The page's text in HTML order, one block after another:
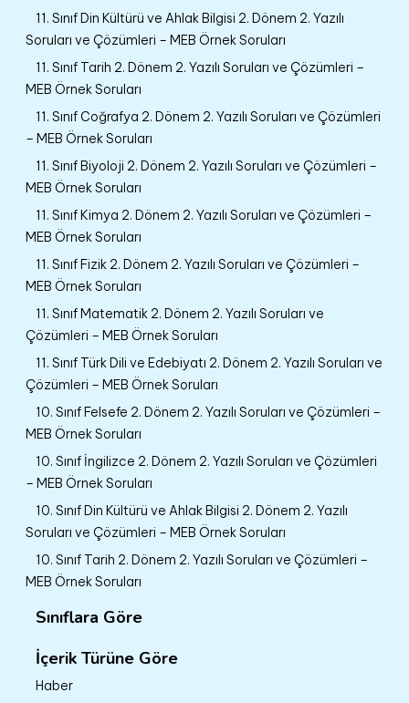
11. Sınıf Din Kültürü ve Ahlak Bilgisi 2. Dönem 2. Yazılı
Soruları ve Çözümleri – MEB Örnek Soruları
11. Sınıf Tarih 2. Dönem 2. Yazılı Soruları ve Çözümleri –
MEB Örnek Soruları
11. Sınıf Coğrafya 2. Dönem 2. Yazılı Soruları ve Çözümleri
– MEB Örnek Soruları
11. Sınıf Biyoloji 2. Dönem 2. Yazılı Soruları ve Çözümleri –
MEB Örnek Soruları
11. Sınıf Kimya 2. Dönem 2. Yazılı Soruları ve Çözümleri –
MEB Örnek Soruları
11. Sınıf Fizik 2. Dönem 2. Yazılı Soruları ve Çözümleri –
MEB Örnek Soruları
11. Sınıf Matematik 2. Dönem 2. Yazılı Soruları ve
Çözümleri – MEB Örnek Soruları
11. Sınıf Türk Dili ve Edebiyatı 2. Dönem 2. Yazılı Soruları ve
Çözümleri – MEB Örnek Soruları
10. Sınıf Felsefe 2. Dönem 2. Yazılı Soruları ve Çözümleri –
MEB Örnek Soruları
10. Sınıf İngilizce 2. Dönem 2. Yazılı Soruları ve Çözümleri
– MEB Örnek Soruları
10. Sınıf Din Kültürü ve Ahlak Bilgisi 2. Dönem 2. Yazılı
Soruları ve Çözümleri – MEB Örnek Soruları
10. Sınıf Tarih 2. Dönem 2. Yazılı Soruları ve Çözümleri –
MEB Örnek Soruları
Sınıflara Göre
İçerik Türüne Göre
Haber